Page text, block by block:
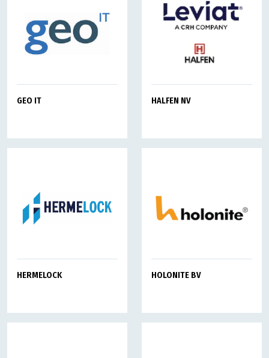
GEO IT HALFEN NV
HERMELOCK HOLONITE BV